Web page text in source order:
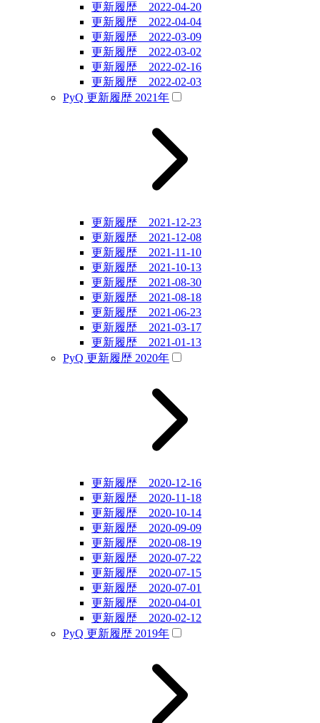
更新履歴 2022-04-20
更新履歴 2022-04-04
更新履歴 2022-03-09
更新履歴 2022-03-02
更新履歴 2022-02-16
更新履歴 2022-02-03
PyQ 更新履歴 2021年
更新履歴 2021-12-23
更新履歴 2021-12-08
更新履歴 2021-11-10
更新履歴 2021-10-13
更新履歴 2021-08-30
更新履歴 2021-08-18
更新履歴 2021-06-23
更新履歴 2021-03-17
更新履歴 2021-01-13
PyQ 更新履歴 2020年
更新履歴 2020-12-16
更新履歴 2020-11-18
更新履歴 2020-10-14
更新履歴 2020-09-09
更新履歴 2020-08-19
更新履歴 2020-07-22
更新履歴 2020-07-15
更新履歴 2020-07-01
更新履歴 2020-04-01
更新履歴 2020-02-12
PyQ 更新履歴 2019年